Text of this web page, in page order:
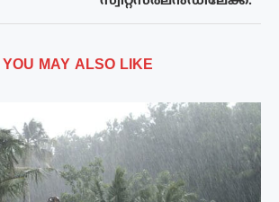
YOU MAY ALSO LIKE